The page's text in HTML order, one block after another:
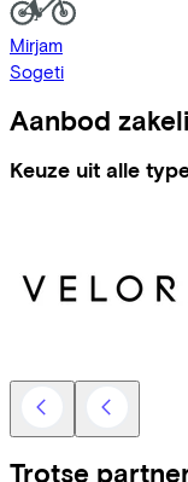
Mirjam
Sogeti
Aanbod
Keuze uit alle
Trotse